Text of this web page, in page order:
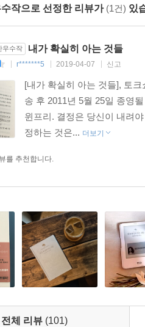
크게 꾸고 열심히 노력하라. 그
라.
겪는 고난은 ‘우리가 한 일’과 ‘
의 깊게 살피고 다음 행동을 신중
고 몸과 마음을 돌보아야 한다.
다’는 법칙은 항상 들어맞는다.
우리에게로 다시 돌아오기 때문
당신 자신이다
는 것들』은 오프라 윈프리라는
게 의지하는 대신 진정한 나 자신
자들은 우리 시대의 가장 뛰어
고양하는, 강력한 힘을 내뿜는
이고 계속 펼치게 될, 그런 책이 될
작으로 선정한 리뷰가 (1건) 있
우수작 내가 확실히 아는 것들
r*******5 2019-04-07 신고
[내가 확실히 아는 것들], 토
송 후 2011년 5월 25일 종영
윈프리. 결정은 당신이 내려
정하는 것은... 더보기
를 추천합니다.
전체 리뷰 (101)